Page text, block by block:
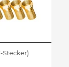
Stecker)